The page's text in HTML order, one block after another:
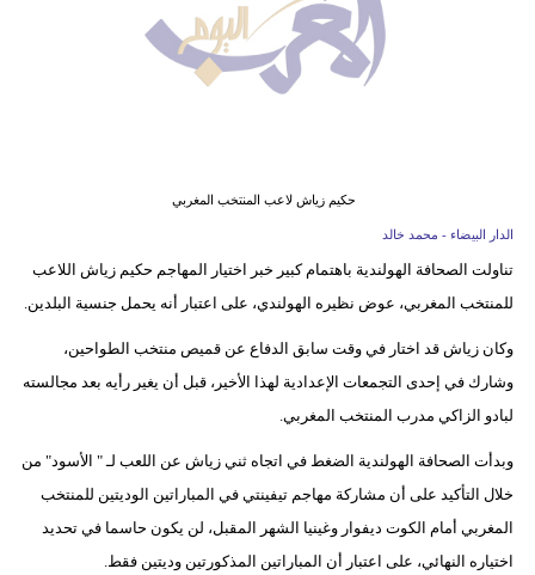
مرأة
وتكنولوجيا
بيئة
حكيم زياش لاعب المنتخب المغربي
الدار البيضاء - محمد خالد
تناولت الصحافة الهولندية باهتمام كبير خبر اختيار المهاجم حكيم زياش اللاعب
للمنتخب المغربي، عوض نظيره الهولندي، على اعتبار أنه يحمل جنسية البلدين.
وكان زياش قد اختار في وقت سابق الدفاع عن قميص منتخب الطواحين،
وشارك في إحدى التجمعات الإعدادية لهذا الأخير، قبل أن يغير رأيه بعد مجالسته
لبادو الزاكي مدرب المنتخب المغربي.
وبدأت الصحافة الهولندية الضغط في اتجاه ثني زياش عن اللعب لـ " الأسود" من
خلال التأكيد على أن مشاركة مهاجم تيفينتي في المباراتين الوديتين للمنتخب
المغربي أمام الكوت ديفوار وغينيا الشهر المقبل، لن يكون حاسما في تحديد
اختياره النهائي، على اعتبار أن المباراتين المذكورتين وديتين فقط.